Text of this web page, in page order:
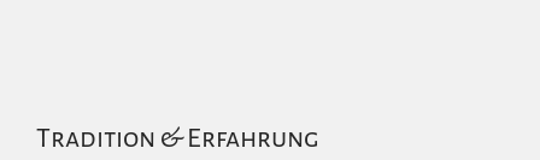
Tradition & Erfahrung